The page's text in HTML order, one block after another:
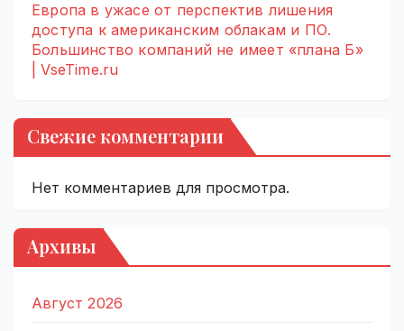
Европа в ужасе от перспектив лишения
доступа к американским облакам и ПО.
Большинство компаний не имеет «плана Б»
| VseTime.ru
Свежие комментарии
Нет комментариев для просмотра.
Архивы
Август 2026